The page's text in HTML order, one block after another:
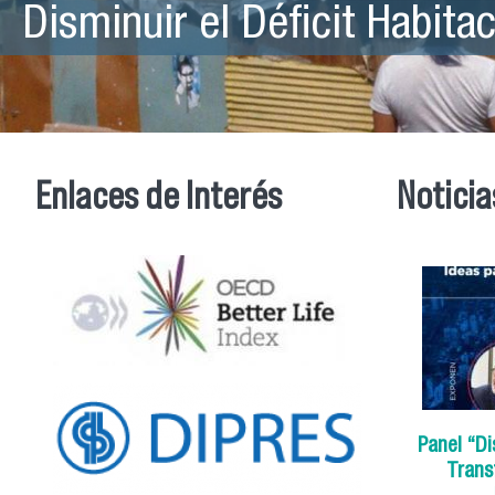
Disminuir el Déficit
Espacios Públicos
Enlaces de Interés
Panel